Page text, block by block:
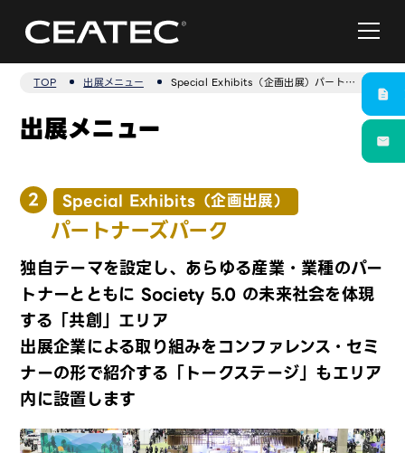
TOP 出展メニュー Special Exhibits（企画出展）パートナーズパーク
出展メニュー
2 Special Exhibits（企画出展）
パートナーズパーク
独自テーマを設定し、あらゆる産業・業種のパー
トナーとともに Society 5.0 の未来社会を体現
する「共創」エリア
出展企業による取り組みをコンファレンス・セミ
ナーの形で紹介する「トークステージ」もエリア
内に設置します